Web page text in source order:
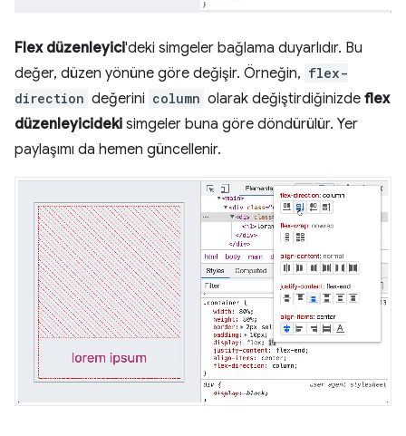
Flex düzenleyici'deki simgeler bağlama duyarlıdır. Bu
değer, düzen yönüne göre değişir. Örneğin, flex-
direction değerini column olarak değiştirdiğinizde flex
düzenleyicideki simgeler buna göre döndürülür. Yer
paylaşımı da hemen güncellenir.